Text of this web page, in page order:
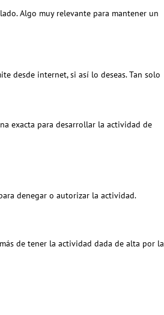
Algo muy relevante para mantener un
desde internet, si así lo deseas. Tan solo
exacta para desarrollar la actividad de
denegar o autorizar la actividad.
de tener la actividad dada de alta por la